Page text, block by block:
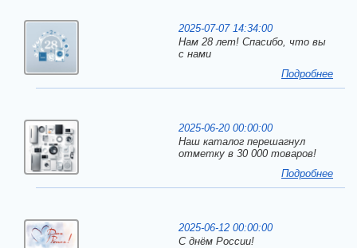
2025-07-07 14:34:00
Нам 28 лет! Спасибо, что вы
с нами
Подробнее
2025-06-20 00:00:00
Наш каталог перешагнул
отметку в 30 000 товаров!
Подробнее
2025-06-12 00:00:00
С днём России!